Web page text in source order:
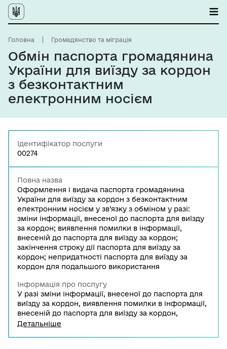
Головна Громадянство та міграція
Обмін паспорта громадянина
України для виїзду за кордон
з безконтактним
електронним носієм
Ідентифікатор послуги
00274
Повна назва
Оформлення і видача паспорта громадянина
України для виїзду за кордон з безконтактним
електронним носієм у зв’язку з обміном у разі:
зміни інформації, внесеної до паспорта для виїзду
за кордон; виявлення помилки в інформації,
внесеній до паспорта для виїзду за кордон;
закінчення строку дії паспорта для виїзду за
кордон; непридатності паспорта для виїзду за
кордон для подальшого використання
Інформація про послугу
У разі зміни інформації, внесеної до паспорта для
виїзду за кордон, виявлення помилки в інформації,
внесеній до паспорта для виїзду за кордон,
закінчення строку дії паспорта для виїзду за кордон
Детальніше